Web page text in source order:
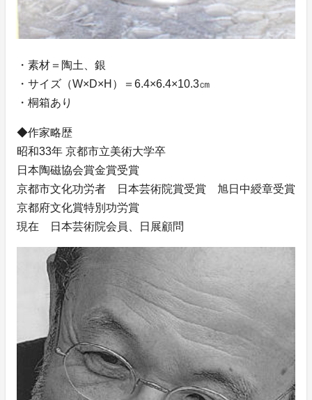
・素材＝陶土、銀
・サイズ（W×D×H）＝6.4×6.4×10.3㎝
・桐箱あり
◆作家略歴
昭和33年 京都市立美術大学卒
日本陶磁協会賞金賞受賞
京都市文化功労者 日本芸術院賞受賞 旭日中綬章受賞
京都府文化賞特別功労賞
現在 日本芸術院会員、日展顧問